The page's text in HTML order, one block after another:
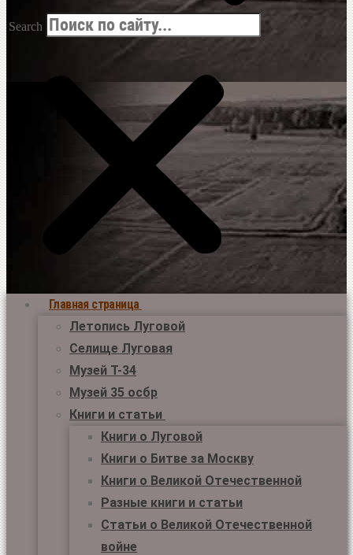
Search
Главная страница
Летопись Луговой
Селище Луговая
Музей Т-34
Музей 35 осбр
Книги и статьи
Книги о Луговой
Книги о Битве за Москву
Книги о Великой Отечественной
Разные книги и статьи
Статьи о Великой Отечественной
войне